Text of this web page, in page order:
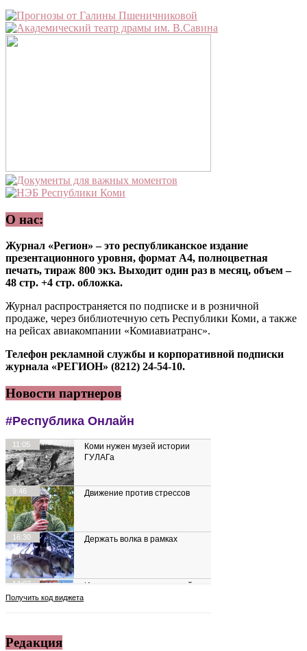
О нас:
Журнал «Регион» – это республиканское издание
презентационного уровня, формат А4, полноцветная
печать, тираж 800 экз. Выходит один раз в месяц, объем –
48 стр. +4 стр. обложка.
Журнал распространяется по подписке и в розничной
продаже, через библиотечную сеть Республики Коми, а также
на рейсах авиакомпании «Комиавиатранс».
Телефон рекламной службы и корпоративной подписки
журнала «РЕГИОН» (8212) 24-54-10.
Новости партнеров
Редакция